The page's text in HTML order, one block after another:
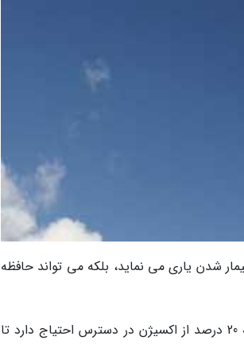
شدن یاری می نماید، بلکه می تواند حافظه
جریان خون مغزی، اندازه خونی است که به مغز می رسد. مغز شما تقریبا به 20 درصد از اکسیژن در دسترس احتیاج دارد تا